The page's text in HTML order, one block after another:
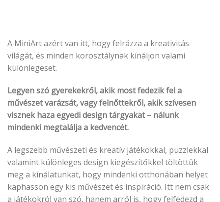
A MiniArt azért van itt, hogy felrázza a kreativitás
világát, és minden korosztálynak kínáljon valami
különlegeset.
Legyen szó gyerekekről, akik most fedezik fel a
művészet varázsát, vagy felnőttekről, akik szívesen
visznek haza egyedi design tárgyakat – nálunk
mindenki megtalálja a kedvencét.
A legszebb művészeti és kreatív játékokkal, puzzlekkal
valamint különleges design kiegészítőkkel töltöttük
meg a kínálatunkat, hogy mindenki otthonában helyet
kaphasson egy kis művészet és inspiráció. Itt nem csak
a játékokról van szó, hanem arról is, hogy felfedezd a